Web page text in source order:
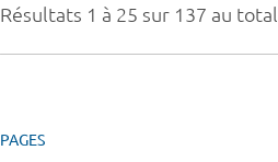
Résultats 1 à 25 sur 137 au total
PAGES